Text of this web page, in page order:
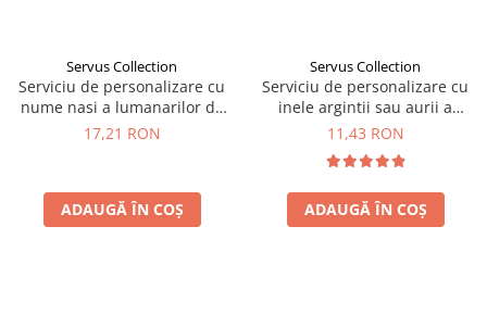
Servus Collection
Serviciu de personalizare cu
nume nasi a lumanarilor de
nunta.
17,21 RON
ADAUGĂ ÎN COȘ
Servus Collection
Serviciu de personalizare cu
inele argintii sau aurii a
lumanarilor de nunta
11,43 RON
ADAUGĂ ÎN COȘ